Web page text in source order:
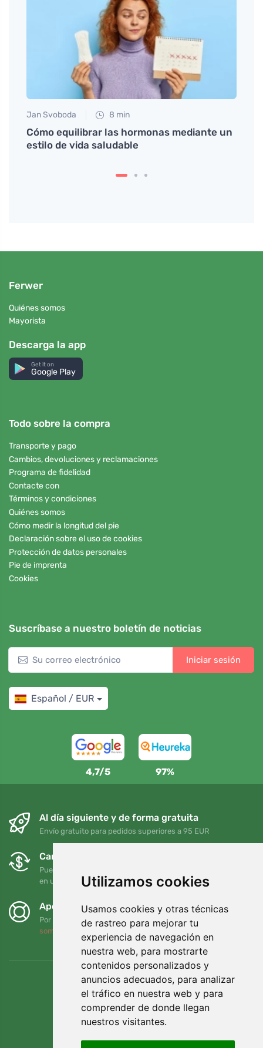
Utilizamos cookies
Usamos cookies y otras técnicas
de rastreo para mejorar tu
experiencia de navegación en
nuestra web, para mostrarte
contenidos personalizados y
anuncios adecuados, para analizar
el tráfico en nuestra web y para
comprender de donde llegan
nuestros visitantes.
Jan Svoboda 8 min
Cómo equilibrar las hormonas mediante un
estilo de vida saludable
Ferwer
Quiénes somos
Mayorista
Descarga la app
Get it on
Google Play
Todo sobre la compra
Transporte y pago
Cambios, devoluciones y reclamaciones
Programa de fidelidad
Contacte con
Términos y condiciones
Quiénes somos
Cómo medir la longitud del pie
Declaración sobre el uso de cookies
Protección de datos personales
Pie de imprenta
Cookies
Suscríbase a nuestro boletín de noticias
Iniciar sesión
Español / EUR
4,7/5 97%
Al día siguiente y de forma gratuita
Envío gratuito para pedidos superiores a 95 EUR
Cambios y devoluciones gratuitos
Puede devolver o cambiar su pedido en cualquier momento
en un plazo de 90 días
Apoyamos a Trees.org
Por cada pedido plantamos un árbol. Leer más
somos